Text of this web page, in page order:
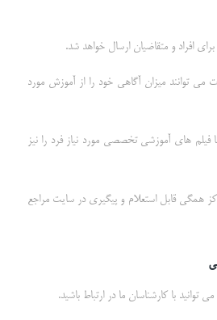
افراد و متقاضیان ارسال خواهد شد.
می توانند میزان آگاهی خود را از آموزش مورد
فیلم های آموزشی تخصصی مورد نیاز فرد را نیز
همگی قابل استعلام و پیگیری در سایت مراجع
توانید با کارشناسان ما در ارتباط باشید.